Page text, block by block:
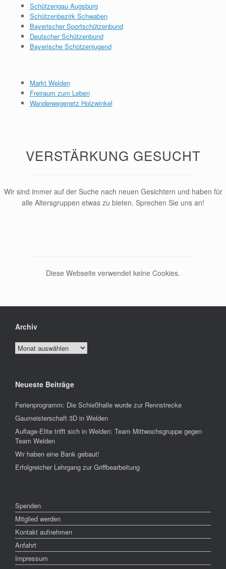
Schützengau Augsburg
Schützenbezirk Schwaben
Bayerischer Sportschützenbund
Deutscher Schützenbund
Bayerische Schützenjugend
Markt Welden
Freiraum zum Leben
Wanderwegenetz Holzwinkel
VERSTÄRKUNG GESUCHT
Wir sind immer auf der Suche nach neuen Gesichtern und haben für
alle Altersgruppen etwas zu bieten. Sprechen Sie uns an!
Diese Webseite verwendet keine Cookies.
Archiv
Archiv
Neueste Beiträge
Ferienprogramm: Die Schießhalle wurde zur Rennstrecke
Gaumeisterschaft 3D in Welden
Auflage-Elite trifft sich in Welden: Team Mittwochsgruppe gegen
Team Welden
Wir haben eine Bank gebaut!
Erfolgreicher Lehrgang zur Griffbearbeitung
Spenden
Mitglied werden
Kontakt aufnehmen
Anfahrt
Impressum